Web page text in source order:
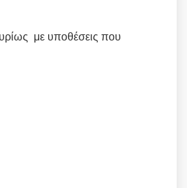
με υποθέσεις που